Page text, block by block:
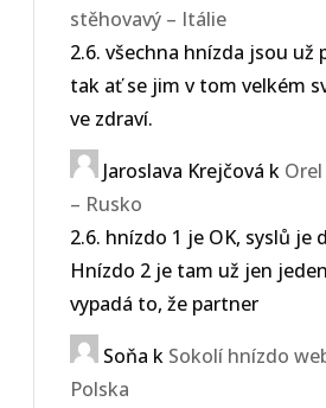
stěhovavý – Itálie
2.6. všechna hnízda jsou už
tak ať se jim v tom velkém
ve zdraví.
Jaroslava Krejčová k
– Rusko
2.6. hnízdo 1 je OK, syslů je
Hnízdo 2 je tam už jen
vypadá to, že partner
Soňa k Sokolí hnízdo
Polska